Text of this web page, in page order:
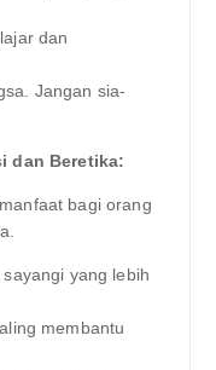
dan
Jangan sia-
dan Beretika:
bagi orang
yang lebih
membantu